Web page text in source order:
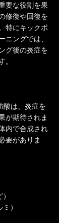
要な役割を果
修復や回復を
特にキックボ
ニングでは、
グ後の炎症を
。
酸は、炎症を
が期待されま
内で合成され
要がありま
）